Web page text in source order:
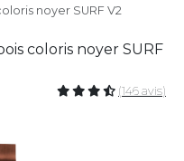
noyer SURF V2
coloris noyer SURF
(146 avis)